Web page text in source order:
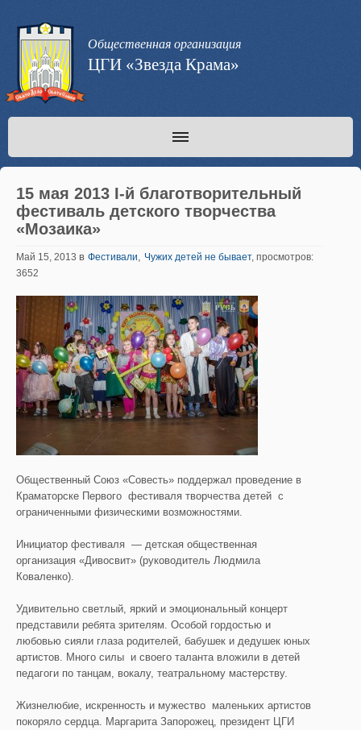
Общественная организация
ЦГИ «Звезда Крама»
15 мая 2013 I-й благотворительный
фестиваль детского творчества
«Мозаика»
Май 15, 2013 в Фестивали, Чужих детей не бывает, просмотров:
3652
Общественный Союз «Совесть» поддержал проведение в
Краматорске Первого фестиваля творчества детей с
ограниченными физическими возможностями.
Инициатор фестиваля — детская общественная
организация «Дивосвит» (руководитель Людмила
Коваленко).
Удивительно светлый, яркий и эмоциональный концерт
представили ребята зрителям. Особой гордостью и
любовью сияли глаза родителей, бабушек и дедушек юных
артистов. Много силы и своего таланта вложили в детей
педагоги по танцам, вокалу, театральному мастерству.
Жизнелюбие, искренность и мужество маленьких артистов
покоряло сердца. Маргарита Запорожец, президент ЦГИ